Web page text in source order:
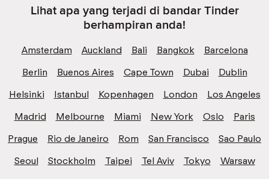
Lihat apa yang terjadi di bandar Tinder
berhampiran anda!
Amsterdam Auckland Bali Bangkok
Barcelona
Berlin
Buenos Aires Cape Town Dubai
Dublin
Helsinki
Istanbul Kopenhagen London
Los Angeles
Madrid
Melbourne Miami New York Oslo
Paris
Prague
Rio de Janeiro Rom San Francisco
Sao Paulo
Seoul
Stockholm Taipei Tel Aviv Tokyo Warsaw